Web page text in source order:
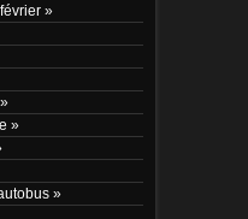
»
»
»